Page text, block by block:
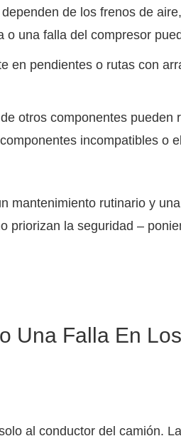
de los frenos de
una falla del compresor
en pendientes o rutas con
otros componentes
incompatibles o
mantenimiento rutinario y
priorizan la seguridad –
Una Falla En
al conductor del camión.